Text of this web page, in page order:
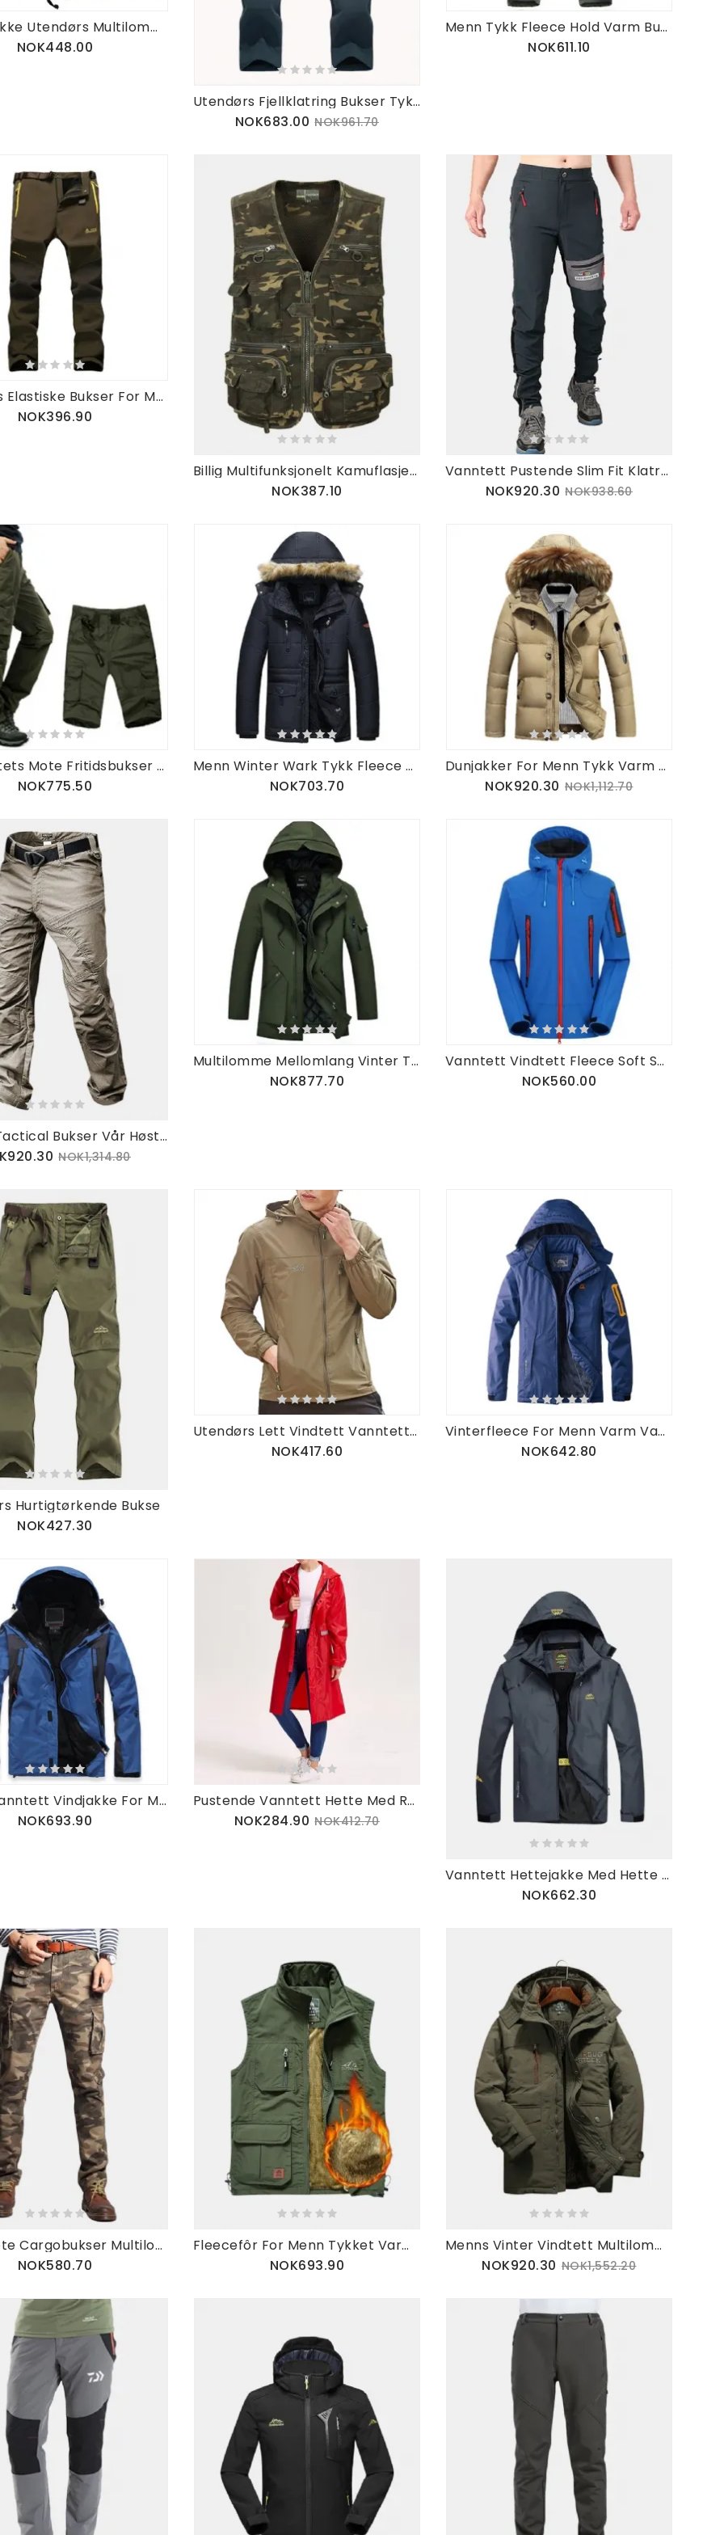
Herre Tykke Utendørs Multilommer Polar Fleece Fôret Bomull Cargobukser
NOK448.00
Utendørs Fjellklatring Bukser Tykk Fleece Varme Bukser Herre Pustende Hurtigtørkende Softshell Bukse
NOK683.00 NOK961.70
Menn Tykk Fleece Hold Varm Bukser Vanntett Hurtigtørkende Camping Klatring Vandring Soft Shell Bukser
NOK611.10
Utendørs Elastiske Bukser For Menn Uformelle Vanntett Varm Tykk Soft Shell Lovers Assault Bukser
NOK396.90
Billig Multifunksjonelt Kamuflasjemønster For Menn Hurtigtørrende Utendørs Fiskevest
NOK387.10
Vanntett Pustende Slim Fit Klatrebukse
NOK920.30 NOK938.60
Høykvalitets Mote Fritidsbukser Dressbukser Taktikk Trou
NOK775.50
Menn Winter Wark Tykk Fleece Varm Lodne Hette Utendørs Jakke Parkas
NOK703.70
Dunjakker For Menn Tykk Varm Pelskrage Hetteparkas Puffer
NOK920.30 NOK1,112.70
Archon Tactical Bukser Vår Høst Utendørs Muti-lommer Vanntett Overall Arbeidsbukser For Menn
NOK1,314.80
Multilomme Mellomlang Vinter Tykk Varm Jakke For Menn
NOK877.70
Vanntett Vindtett Fleece Soft Shell Utendørsjakke
NOK560.00
Hurtigtørkende Bukse
NOK427.30
Utendørs Lett Vindtett Vanntett Hurtigtørrende Jakke
NOK417.60
Vinterfleece For Menn Varm Vanntett Vindtett Utendørsjakke
NOK642.80
Todelt Vanntett Vindjakke For Menn Utendørs Skijakke
NOK693.90
Pustende Vanntett Hette Med Reflekterende Stripe Regnfrakk For Menn
NOK284.90 NOK412.70
Vanntett Hettejakke Med Hette For Menn
NOK662.30
Herremote Cargobukser Multilommer Utendørsbukser
NOK580.70
Fleecefôr For Menn Tykket Varme Multilommer Utendørsvest
NOK693.90
Menns Vinter Vindtett Multilommer Glidelås Tykk Løs Komfortabel
NOK920.30 NOK1,552.20